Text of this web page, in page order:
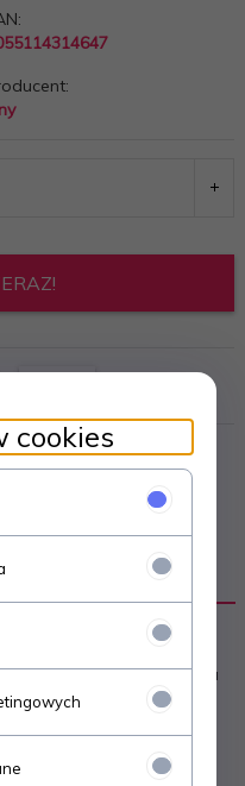
ogromna frajdę
workowi zabawa
cookies